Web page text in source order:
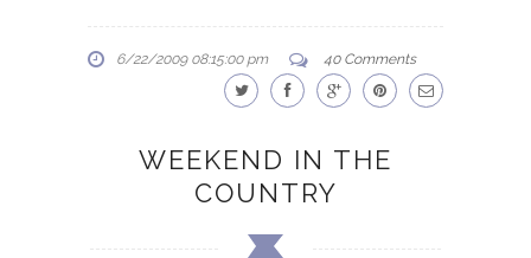
6/22/2009 08:15:00 pm 40 Comments
WEEKEND IN THE
COUNTRY